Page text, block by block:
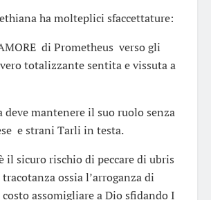
ha molteplici sfaccettature:
di Prometheus verso gli
totalizzante sentita e vissuta a
deve mantenere il suo ruolo senza
e strani Tarli in testa.
il sicuro rischio di peccare di ubris
ossia l’arroganza di
assomigliare a Dio sfidando I